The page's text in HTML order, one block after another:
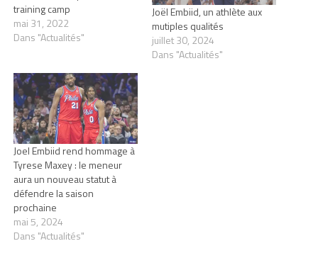
training camp
mai 31, 2022
Dans "Actualités"
Joël Embiid, un athlète aux
mutiples qualités
juillet 30, 2024
Dans "Actualités"
Joel Embiid rend hommage à
Tyrese Maxey : le meneur
aura un nouveau statut à
défendre la saison
prochaine
mai 5, 2024
Dans "Actualités"